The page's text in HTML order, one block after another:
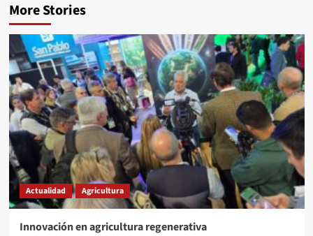
More Stories
Actualidad Agricultura
Innovación en agricultura regenerativa